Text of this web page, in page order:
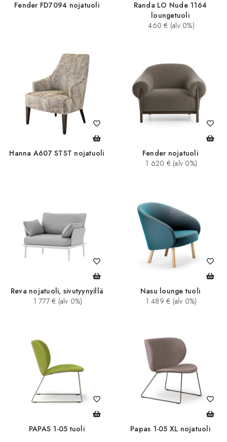
Fender FD7094 nojatuoli
Randa LO Nude 1164
loungetuoli
460 € (alv 0%)
Hanna A607 STST nojatuoli
Fender nojatuoli
1 620 € (alv 0%)
Reva nojatuoli, sivutyynyillä
1 777 € (alv 0%)
Nasu lounge tuoli
1 489 € (alv 0%)
PAPAS 1-05 tuoli Papas 1-05 XL nojatuoli